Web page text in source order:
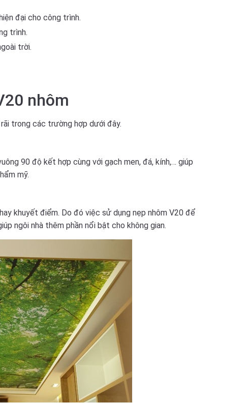
đại cho công trình.
trình.
trời.
nhôm
trong các trường hợp dưới đây.
90 độ kết hợp cùng với gạch men, đá, kính,… giúp
mỹ.
khuyết điểm. Do đó việc sử dụng nẹp nhôm V20 để
ngôi nhà thêm phần nổi bật cho không gian.